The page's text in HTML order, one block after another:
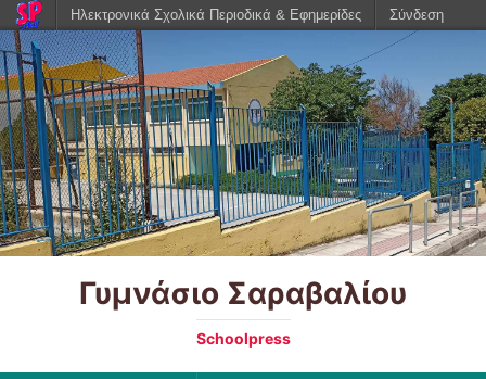
Γυμνάσιο Σαραβαλίου
Schoolpress
Ηλεκτρονικά Σχολικά Περιοδικά & Εφημερίδες Σύνδεση